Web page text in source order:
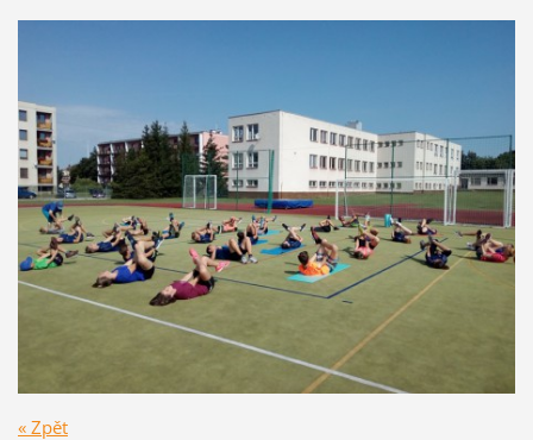
« Zpět